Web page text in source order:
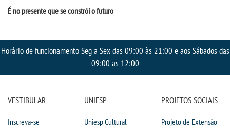
EDITAL
UNIESP NEWS
É no presente que se constrói o futuro
Horário de funcionamento Seg a Sex das 09:00 às 21:00 e aos Sábados das
09:00 as 12:00
VESTIBULAR
Inscreva-se
UNIESP
Uniesp Cultural
PROJETOS SOCIAIS
Projeto de Extensão